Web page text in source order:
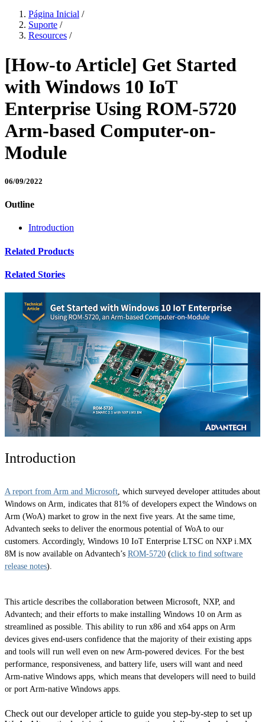
Página Inicial /
Suporte /
Resources /
[How-to Article] Get Started
with Windows 10 IoT
Enterprise Using ROM-5720
Arm-based Computer-on-
Module
06/09/2022
Outline
Introduction
Related Products
Related Stories
Introduction
A report from Arm and Microsoft, which surveyed developer attitudes about
Windows on Arm, indicates that 81% of developers expect the Windows on
Arm (WoA) market to grow in the next five years. At the same time,
Advantech seeks to deliver the enormous potential of WoA to our
customers. Accordingly, Windows 10 IoT Enterprise LTSC on NXP i.MX
8M is now available on Advantech’s ROM-5720 (click to find software
release notes).
This article describes the collaboration between Microsoft, NXP, and
Advantech; and their efforts to make installing Windows 10 on Arm as
streamlined as possible. This ability to run x86 and x64 apps on Arm
devices gives end-users confidence that the majority of their existing apps
and tools will run well even on new Arm-powered devices. For the best
performance, responsiveness, and battery life, users will want and need
Arm-native Windows apps, which means that developers will need to build
or port Arm-native Windows apps.
Check out our developer article to guide you step-by-step to set up